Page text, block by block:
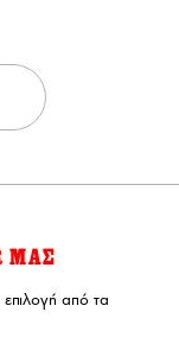
ΜΑΣ
από τα